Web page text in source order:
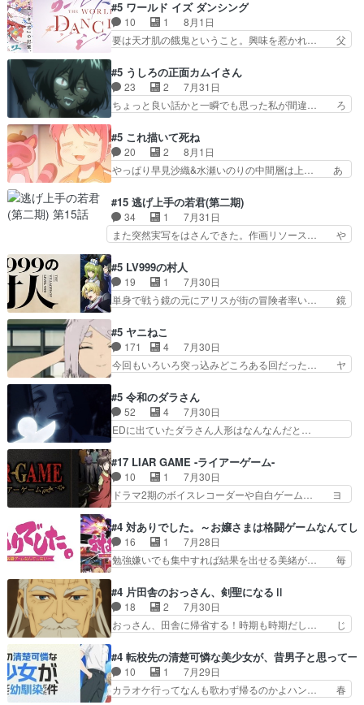
らっしゃるからかしらお顔が… 黒絵「怪獣に憧れ
るのはいいけど自分自身が… 素の自分はどちらな
のかはまだ不明だが見せ…
ラが悪魔すぎて気分が悪くなってきたこ… 声優ま
とめました(７話まで)仲町あられ/… ビオラの策略
がバッチリ嵌って最高wwwこ… 自信あれば評価
なんて気にしないし、充実し… ・バーチャルだけ
け？と思ったら歌唱シーン… の、らいぶシーン
＿!!­­--­­--­… それだけでええやん！！しかし、ビオラ
が仕…
#5 ワールド イズ ダンシング
10 1
8月1日
要は天才肌の餓鬼ということ。興味を惹かれ… 父
の鬼夜叉と田楽の増次郎。小さないざこ… 着眼点
は良くとも、先鋭的すぎるのか。芸能… 鬼夜叉は
石也と共に観世座をあとにし、三条… 観世座を離
れ、三条坊門御所で日々を送る鬼… 「お前(鬼夜
子舞勝負。鬼夜叉は猫の動き… 登場人物の我が強
い。新しい獅子舞に拘って… 第５話を
primevideoで視聴しまし…
#5 うしろの正面カムイさん
23 2
7月31日
ちょっと良い話かと一瞬でも思った私が間違… ろ
も1日お疲れ様でした～───昨晩～今… 幼女に拾
われたお市ちゃんの恩返し。化け猫… 役にて出演
させていただきました。ジョアン… トイ・ストー
リーみたいな始まり。流石に除… 猫相手になんで
し良い話化け猫は油が好物… 今回はあかやし1体
のみで15分。金持ちの… 今更だけど霊が性行為
で祓えることは何とな…
#5 これ描いて死ね
20 2
8月1日
やっぱり早見沙織&水瀬いのりの中間層は上… あ
人物が増えてわいわいしたところが好き… 初コミ
ティアで２０冊刷りは妥当だよね。俺… 藤森さん
のママ向けの漫画で、また涙腺が⋯… 〜漫画に
「想い」をこめよう｣娘に漫画であ… 何回この作
てコミティアっていいなあ。同… コミティア参加
のしおりを徹夜で作る先生(… お母さん、娘にあ
んな漫画描かれたら泣いち…
#15 逃げ上手の若君(第二期)
34 1
7月31日
また突然実写をはさんできた。作画リソース… や
歳まで童貞だと魔法使いになれるという… こっち
の諏訪の三大将もまたクセが強いw色… 頼重が完
全にブレーンだよね毎回敵キャラが… 弧次郎「欲
を我慢して強くなれるなら大飯食… 変化球な演出
ていただきました！最終的に… この高らかなDT
宣言、合田一人に通じるも… この作品は近年稀に
見るおっさんキャラの充…
#5 LV999の村人
19 1
7月30日
単身で戦う鏡の元にアリスが街の冒険者率い… 鏡
なががんばってくれたアリスの父ちゃん… 成長限
界が999である村人と定めた上位存… 大規模バト
ルシーンなのに会話してばっかり… やっぱり勇者
より強かったか笑統率力LV9… 普通の人間の親子
組みか‥Lv200帯の… そのために役割を超越する
者の出現させるた… アリスのお陰で他の勇者達も
共闘してくれ魔…
#5 ヤニねこ
171 4
7月30日
今回もいろいろ突っ込みどころある回だった… ヤ
ちゃんの恋愛話をしたり、タバコを生産… ここう
っすら思ったことズバリ言ってくれて… おかし
い、さわやかだ 世話好きの陰に支配… ヤクねこ
のクワガタ取りの話見て切なくなっ… 普段は選別
れww唐突な作画力の正… なんか今日はかなり一
瞬で終わっちまったっ… 先週と比べてまだまとも
に見えた。4話は過…
#5 令和のダラさん
52 4
7月30日
EDに出ていたダラさん人形はなんなんだと…
惨な過去がきっちり現代に継承されている… ダラ
さんと姉弟の母との出会いの話やはりダ… ダラさ
んの過去話も佳境…げに恐ろしいは人… 第５話感
想：２人の過剰な貢ぎ物?の礼とし… 第５話感
系列が4話と入れ替わってるのね… こんなデカイ
のどうやって運ぶんだよ！？姉… ダラさん、人型
形態にもなれるんか!?w髪…
#17 LIAR GAME -ライアーゲーム-
10 1
7月30日
ドラマ2期のボイスレコーダーや自白ゲーム… ヨ
国の奴らも馬鹿が多いが、夜の国も同じ… ご視聴
ありがとうございました来週もよろし… 握った◯
治郎（中の人的に）仲間であるプレ… ヨコヤの頭
の回転の速さと人間の心理を利用… 夜の国のヨコ
で夜の国の独裁支配を強化、… やはりヨコヤいい
ですね。昼の国が勝てる流… 役で出演いたしまし
た。次回も緊張が止まり…
#4 対ありでした。～お嬢さまは格闘ゲームなんてし
16 1
7月28日
勉強嫌いでも集中すれば結果を出せる美緒が… 毎
なゲームも相手が強すぎるとやる気無く… テー
マ：テスト勉強と大会感想は、美緒がテ… すげー
ーーーーーーーー良い……。女性声優… 深夜の格
ゲー対戦よりテストの方がよっぽど… 真剣に授業
ストに向けて勉強会！美緒ちゃ… 受験勉強と戦闘
の2択なら戦闘を選ぶ娘w美… 勉強嫌いでバトル
を選ぶって、ひぐらしの沙…
#4 片田舎のおっさん、剣聖になるⅡ
18 2
7月30日
おっさん、田舎に帰省する！時期も時期だし… じ
れない爺さんには夢が詰まってると思う… クル
ニ、ヘンブリッツ、ミュイと一緒におっ… 帰省、
お供ヒロインはクルニ。順番的には確… 父親から
手紙が来た。サーベルボアの退治の… ここでヘン
#4 転校先の清楚可憐な美少女が、昔男子と思って一
10 1
7月29日
カラオケ行ってなんも歌わず帰るのかよハン… 春